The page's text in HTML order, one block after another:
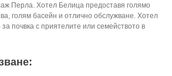
Перла. Хотел Белица предоставя голямо
голям басейн и отлично обслужване. Хотел
почвка с приятелите или семейството в